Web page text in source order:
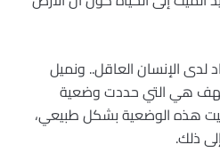
لدى الإنسان العاقل.. ونميل
هي التي حددت وضعية
هذه الوضعية بشكل طبيعي،
ذلك.